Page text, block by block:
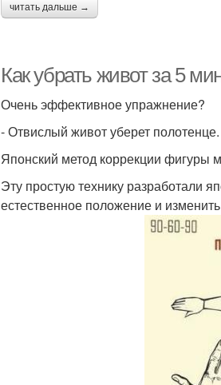
читать дальше →
Как убрать живот за 5
Очень эффективное упражнение?
- Отвислый живот уберет полотенце.
Японский метод коррекции фигуры
Эту простую технику разработали
естественное положение и